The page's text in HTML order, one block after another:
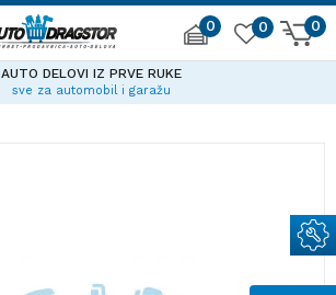
0 0
0
AUTO DELOVI IZ PRVE RUKE
sve za automobil i garažu